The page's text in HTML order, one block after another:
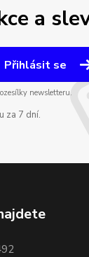
a
Přihlásit se
newsletteru.
za 7 dní.